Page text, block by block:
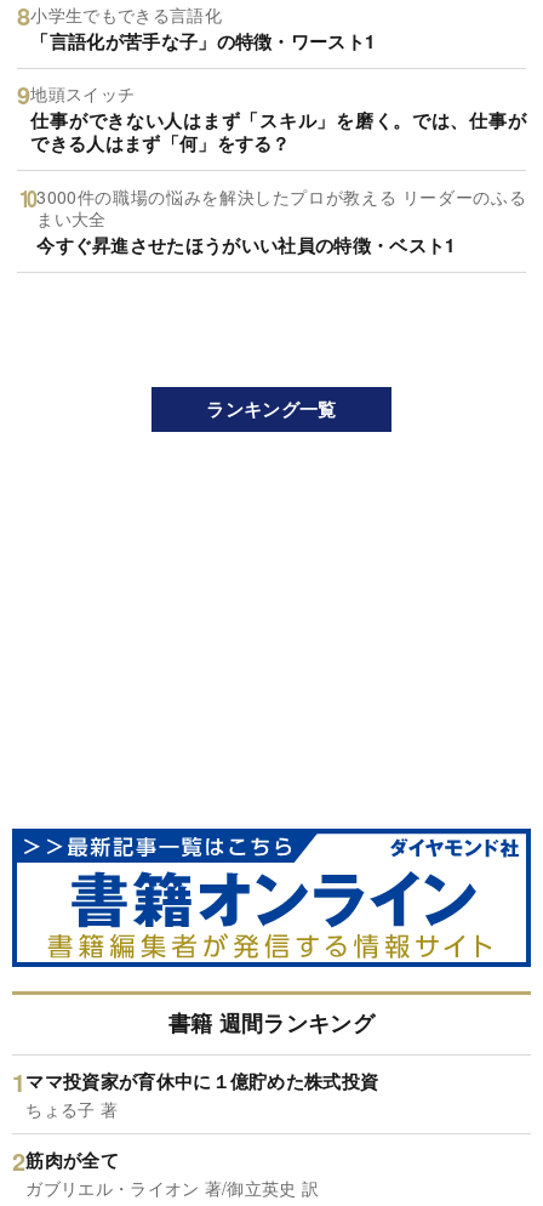
小学生でもできる言語化
「言語化が苦手な子」の特徴・ワースト1
地頭スイッチ
仕事ができない人はまず「スキル」を磨く。では、仕事が
できる人はまず「何」をする？
3000件の職場の悩みを解決したプロが教える リーダーのふる
まい大全
今すぐ昇進させたほうがいい社員の特徴・ベスト1
ランキング一覧
書籍 週間ランキング
ママ投資家が育休中に１億貯めた株式投資
ちょる子 著
筋肉が全て
ガブリエル・ライオン 著/御立英史 訳